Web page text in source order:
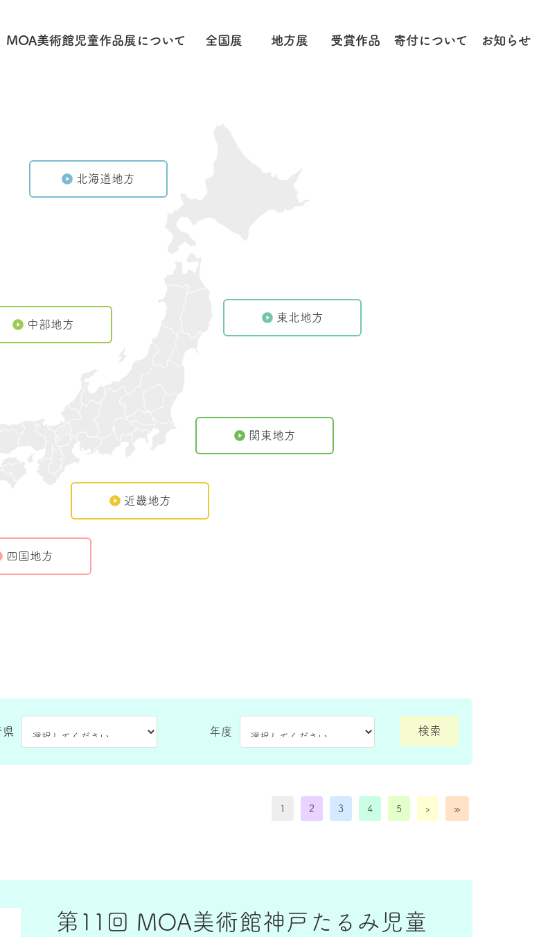
MOA美術館児童作品展に ついて 全国展 地方展 受賞作品 寄付に ついて お知らせ
北海道地方
東北地方
関東地方
中部地方
近畿地方
四国地方
年度
1 2 3 4 5 › »
第11回 MOA美術館神戸たるみ児童